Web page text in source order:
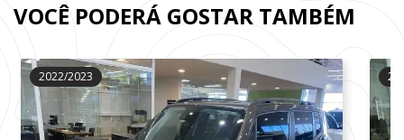
VOCÊ PODERÁ GOSTAR TAMBÉM
2022/2023